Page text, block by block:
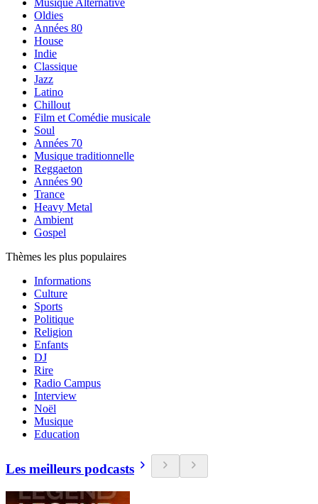
Musique Alternative
Oldies
Années 80
House
Indie
Classique
Jazz
Latino
Chillout
Film et Comédie musicale
Soul
Années 70
Musique traditionnelle
Reggaeton
Années 90
Trance
Heavy Metal
Ambient
Gospel
Thèmes les plus populaires
Informations
Culture
Sports
Politique
Religion
Enfants
DJ
Rire
Radio Campus
Interview
Noël
Musique
Education
Les meilleurs podcasts